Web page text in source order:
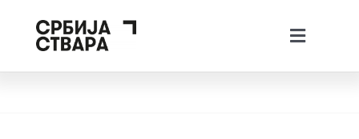
content
Toggle
eng
ћир
lat